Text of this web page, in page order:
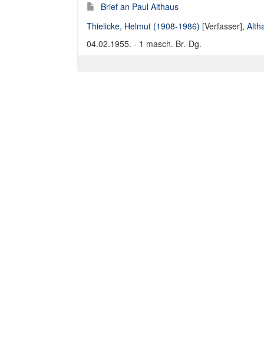
Brief an Paul Althaus
Thielicke, Helmut (1908-1986) [Verfasser],
04.02.1955. - 1 masch. Br.-Dg.